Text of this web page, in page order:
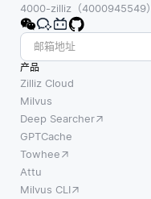
4000-zilliz（4000945549）
产品
Zilliz Cloud
Milvus
Deep Searcher
GPTCache
Towhee
Attu
Milvus CLI